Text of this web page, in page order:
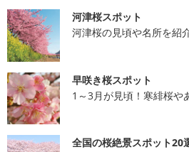
河津桜スポット
河津桜の見頃や名所を紹
早咲き桜スポット
1～3月が見頃！寒緋桜や
全国の桜絶景スポット20